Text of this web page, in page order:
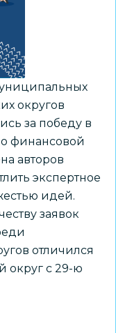
округов
за победу в
финансовой
авторов
экспертное
идей.
заявок
отличился
округ с 29-ю